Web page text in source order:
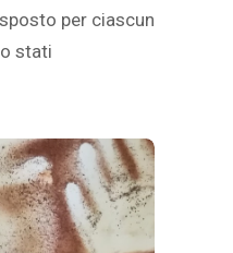
per ciascun
stati